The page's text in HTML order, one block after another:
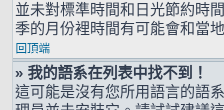
並未對標準時間和日光節約時
季的月份裡時間有可能會和當
回頂端
» 我的語系在列表中找不到！
這可能是沒有您所用語言的語